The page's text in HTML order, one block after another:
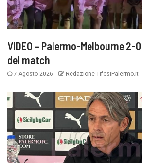
VIDEO – Palermo-Melbourne
del match
7 Agosto 2026 Redazione TifosiPalermo.it